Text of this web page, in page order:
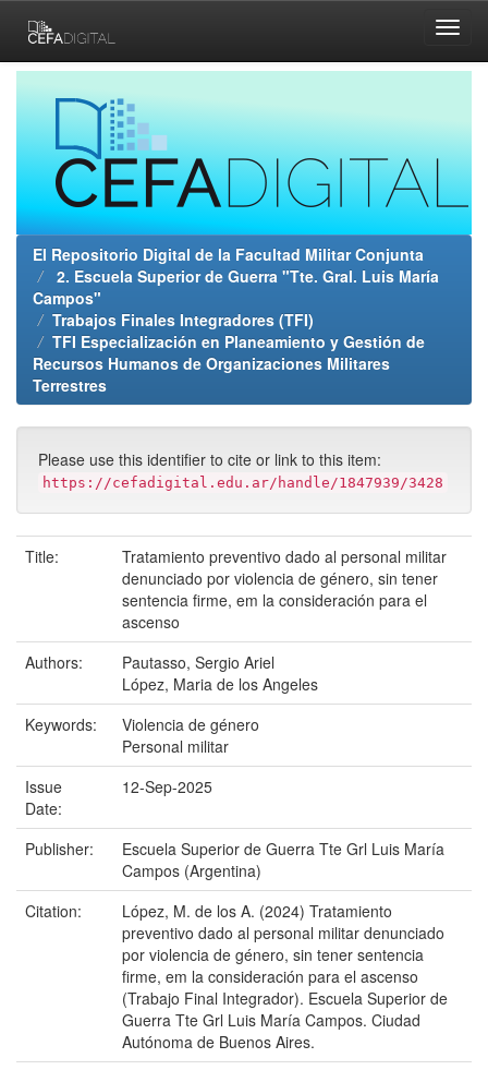
navigation
El Repositorio Digital de la Facultad Militar Conjunta
2. Escuela Superior de Guerra "Tte. Gral. Luis María
Campos"
Trabajos Finales Integradores (TFI)
TFI Especialización en Planeamiento y Gestión de
Recursos Humanos de Organizaciones Militares
Terrestres
Please use this identifier to cite or link to this item:
https://cefadigital.edu.ar/handle/1847939/3428
Title:
Tratamiento preventivo dado al personal militar
denunciado por violencia de género, sin tener
sentencia firme, em la consideración para el
ascenso
Authors:
Pautasso, Sergio Ariel
López, Maria de los Angeles
Keywords:
Violencia de género
Personal militar
Issue
Date:
12-Sep-2025
Publisher:
Escuela Superior de Guerra Tte Grl Luis María
Campos (Argentina)
Citation:
López, M. de los A. (2024) Tratamiento
preventivo dado al personal militar denunciado
por violencia de género, sin tener sentencia
firme, em la consideración para el ascenso
(Trabajo Final Integrador). Escuela Superior de
Guerra Tte Grl Luis María Campos. Ciudad
Autónoma de Buenos Aires.